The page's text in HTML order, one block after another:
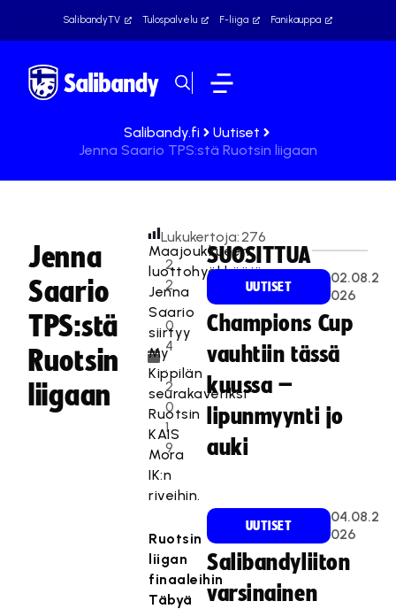
SalibandyTV Tulospalvelu F-liiga Fanikauppa
Salibandy.fi
Uutiset
Jenna Saario TPS:stä Ruotsin liigaan
Jenna
Saario
TPS:stä
Ruotsin
liigaan
2
2
.
0
4
.
2
0
1
9
Lukukertoja:276
Maajoukkueen
luottohyökkääjä
Jenna
Saario
siirtyy
My
Kippilän
seurakaveriksi
Ruotsin
KAIS
Mora
IK:n
riveihin.
Ruotsin
liigan
finaaleihin
Täbyä
SUOSITTUA
UUTISET
02.08.2
026
Champions Cup
vauhtiin tässä
kuussa –
lipunmyynti jo
auki
UUTISET
04.08.2
026
Salibandyliiton
varsinainen